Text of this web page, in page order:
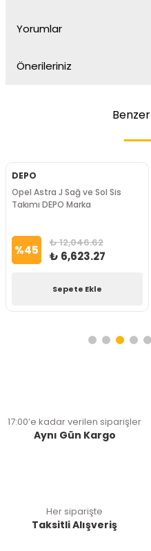
Yorumlar
Önerileriniz
Benzer
DEPO
Opel Astra J Sağ ve Sol Sis
Takımı DEPO Marka
%45 ₺ 12,046.62
₺ 6,623.27
Sepete Ekle
17:00’e kadar verilen siparişler
Aynı Gün Kargo
Her siparişte
Taksitli Alışveriş